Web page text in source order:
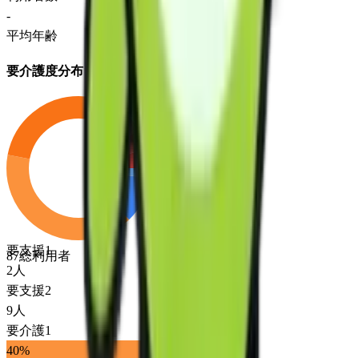
-
平均年齢
要介護度分布
87総利用者
要支援1
2 人
要支援2
9人
要介護1
40%